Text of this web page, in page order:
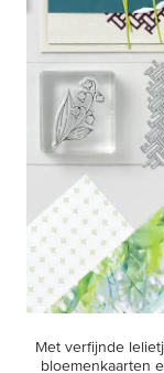
Met verfijnde
bloemenkaarten